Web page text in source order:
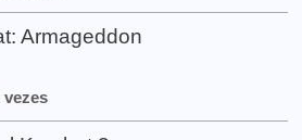
Armageddon
vezes